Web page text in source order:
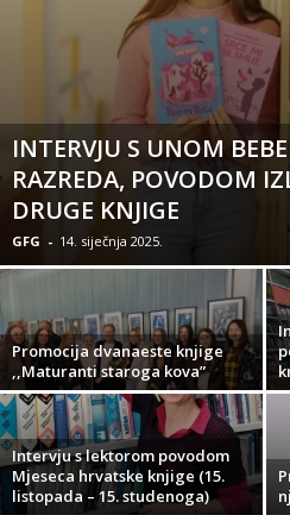
INTERVJU S UNOM
RAZREDA, POVODOM
DRUGE KNJIGE
GFG - 14. siječnja 2025.
Promocija dvanaeste knjige
,,Maturanti staroga kova”
Intervju s lektorom povodom
Mjeseca hrvatske knjige (15.
listopada – 15. studenoga)